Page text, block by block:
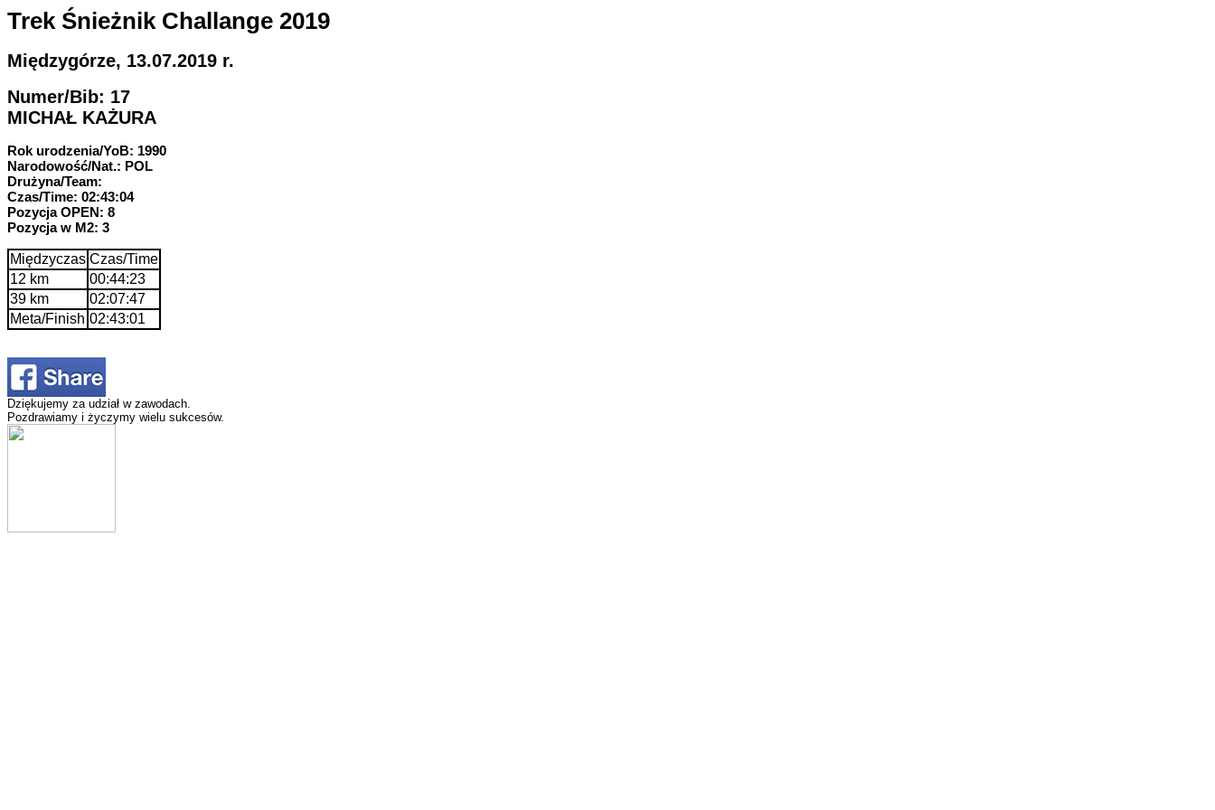
Trek Śnieżnik Challange 2019
Międzygórze, 13.07.2019 r.
Numer/Bib: 17
MICHAŁ KAŻURA
Rok urodzenia/YoB: 1990
Narodowość/Nat.: POL
Drużyna/Team:
Czas/Time: 02:43:04
Pozycja OPEN: 8
Pozycja w M2: 3
Międzyczas Czas/Time
12 km
00:44:23
39 km
02:07:47
Meta/Finish 02:43:01
Dziękujemy za udział w zawodach.
Pozdrawiamy i życzymy wielu sukcesów.